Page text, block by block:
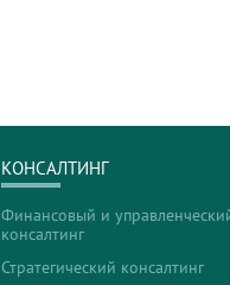
КОНСАЛТИНГ
Финансовый и
консалтинг
Стратегический консалтинг